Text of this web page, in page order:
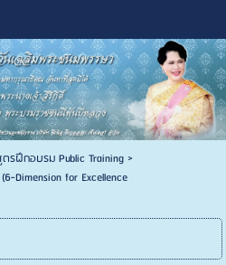
รฝึกอบรม Public Training>
Dimension for Excellence